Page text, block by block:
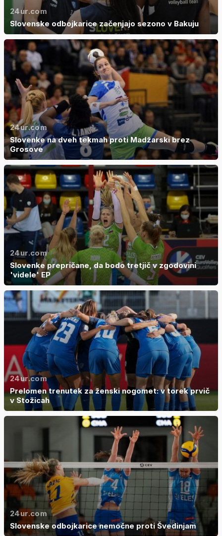
24ur.com
Slovenske odbojkarice začenjajo sezono v Bakuju
24ur.com
Slovenke na dveh tekmah proti Madžarski brez
Grosove
24ur.com
Slovenke prepričane, da bodo tretjič v zgodovini
'videle' EP
24ur.com
Prelomen trenutek za ženski nogomet: v torek prvič
v Stožicah
24ur.com
Slovenske odbojkarice nemočne proti Švedinjam